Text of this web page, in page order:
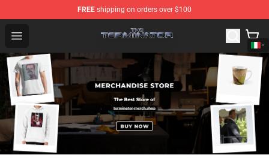
FREE shipping on orders over $100
Open menu
The Terminator Store - Official The Terminator